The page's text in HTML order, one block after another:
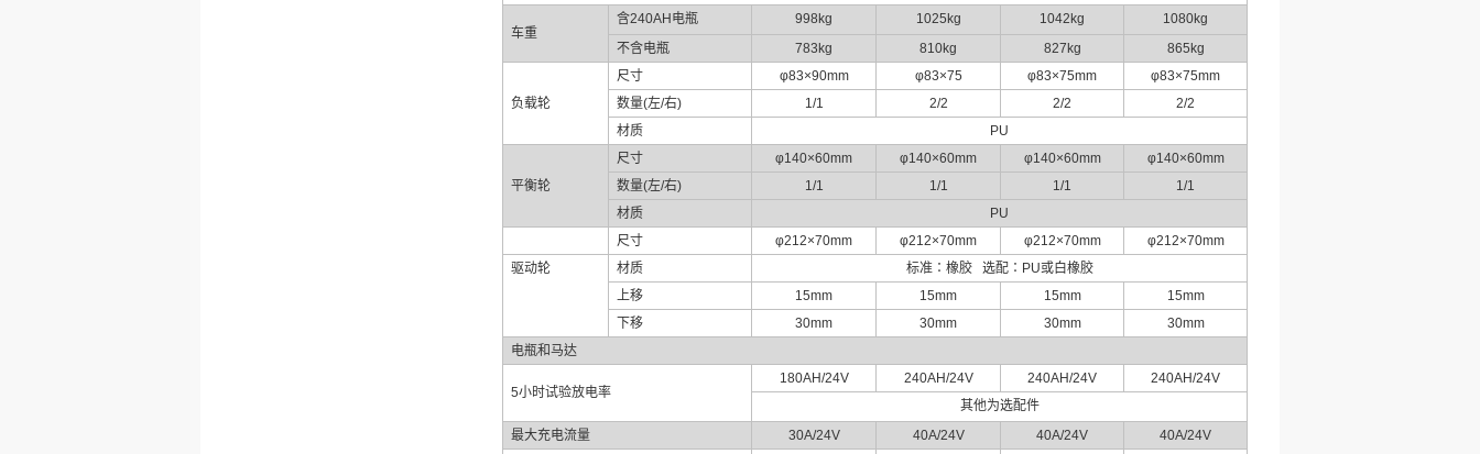
车重
含240AH 电瓶 998kg 1025kg 1042kg
1080kg
不含电瓶
783kg 810kg 827kg 865kg
负载轮
尺寸 φ83×90mm φ83×75 φ83×75mm
φ83×75mm
数量(左/右) 1/1 2/2 2/2
2/2
材质
PU
平衡轮
尺寸 φ140×60mm φ140×60mm φ140×60mm
φ140×60mm
数量(左/右) 1/1 1/1 1/1
1/1
材质
PU
尺寸
φ212×70mm φ212×70mm φ212×70mm
φ212×70mm
驱动轮
材质 标准：橡胶 选配： PU或白橡胶
上移
15mm 15mm 15mm
15mm
下移
30mm 30mm 30mm
30mm
电瓶和马达
5小时试验放电率
180AH/24V 240AH/24V 240AH/24V
240AH/24V
其他为选配件
最大充电流量
30A/24V 40A/24V 40A/24V
40A/24V